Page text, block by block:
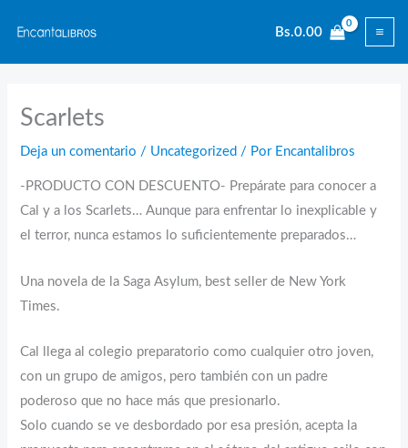
contenido
Bs.0.00
Scarlets
Deja un comentario / Uncategorized / Por Encantalibros
-PRODUCTO CON DESCUENTO- Prepárate para conocer a
Cal y a los Scarlets… Aunque para enfrentar lo inexplicable y
el terror, nunca estamos lo suficientemente preparados…
Una novela de la Saga Asylum, best seller de New York
Times.
Cal llega al colegio preparatorio como cualquier otro joven,
con un grupo de amigos, pero también con un padre
poderoso que no hace más que presionarlo.
Solo cuando se ve desbordado por esa presión, acepta la